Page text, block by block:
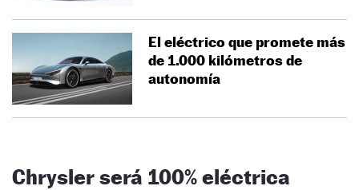
El eléctrico que promete más
de 1.000 kilómetros de
autonomía
Chrysler será 100% eléctrica